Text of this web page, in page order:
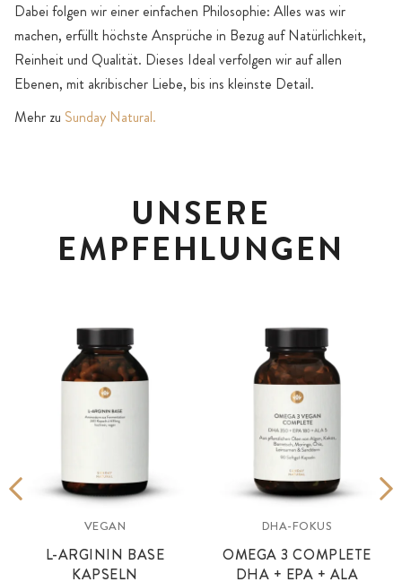
Dabei folgen wir einer einfachen Philosophie: Alles was wir
machen, erfüllt höchste Ansprüche in Bezug auf Natürlichkeit,
Reinheit und Qualität. Dieses Ideal verfolgen wir auf allen
Ebenen, mit akribischer Liebe, bis ins kleinste Detail.
Mehr zu Sunday Natural.
UNSERE
EMPFEHLUNGEN
VEGAN
L-ARGININ BASE
KAPSELN
DHA-FOKUS
OMEGA 3 COMPLETE
DHA + EPA + ALA